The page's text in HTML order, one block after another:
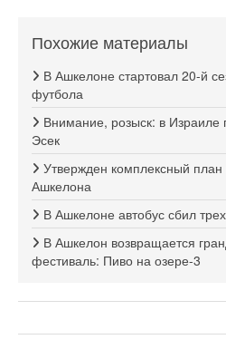
Похожие материалы
В Ашкелоне стартовал 20-й
футбола
Внимание, розыск: в Израиле
Эсек
Утвержден комплексный план
Ашкелона
В Ашкелоне автобус сбил
В Ашкелон возвращается
фестиваль: Пиво на озере-3